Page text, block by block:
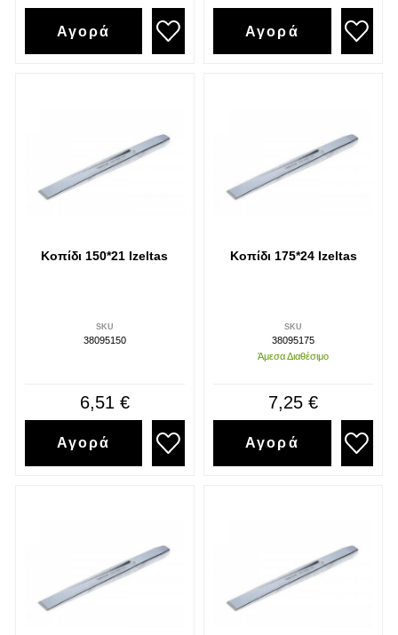
Αγορά Αγορά
Κοπίδι 150*21 Izeltas
SKU
38095150
6,51 €
Αγορά
Κοπίδι 175*24 Izeltas
SKU
38095175
Άμεσα Διαθέσιμο
7,25 €
Αγορά